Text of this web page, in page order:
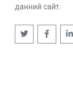
данний сайт.